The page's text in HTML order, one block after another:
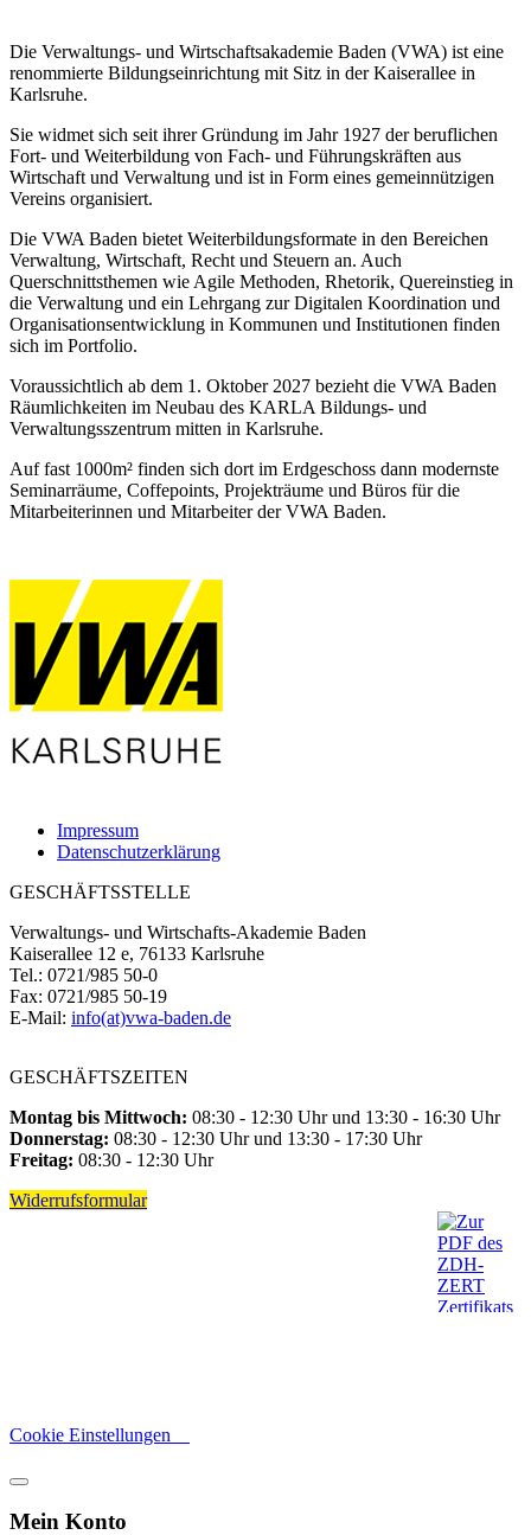
Die Verwaltungs- und Wirtschaftsakademie Baden (VWA) ist eine
renommierte Bildungseinrichtung mit Sitz in der Kaiserallee in
Karlsruhe.
Sie widmet sich seit ihrer Gründung im Jahr 1927 der beruflichen
Fort- und Weiterbildung von Fach- und Führungskräften aus
Wirtschaft und Verwaltung und ist in Form eines gemeinnützigen
Vereins organisiert.
Die VWA Baden bietet Weiterbildungsformate in den Bereichen
Verwaltung, Wirtschaft, Recht und Steuern an. Auch
Querschnittsthemen wie Agile Methoden, Rhetorik, Quereinstieg in
die Verwaltung und ein Lehrgang zur Digitalen Koordination und
Organisationsentwicklung in Kommunen und Institutionen finden
sich im Portfolio.
Voraussichtlich ab dem 1. Oktober 2027 bezieht die VWA Baden
Räumlichkeiten im Neubau des KARLA Bildungs- und
Verwaltungsszentrum mitten in Karlsruhe.
Auf fast 1000m² finden sich dort im Erdgeschoss dann modernste
Seminarräume, Coffepoints, Projekträume und Büros für die
Mitarbeiterinnen und Mitarbeiter der VWA Baden.
Impressum
Datenschutzerklärung
GESCHÄFTSSTELLE
Verwaltungs- und Wirtschafts-Akademie Baden
Kaiserallee 12 e, 76133 Karlsruhe
Tel.: 0721/985 50-0
Fax: 0721/985 50-19
E-Mail: info(at)vwa-baden.de
GESCHÄFTSZEITEN
Montag bis Mittwoch: 08:30 - 12:30 Uhr und 13:30 - 16:30 Uhr
Donnerstag: 08:30 - 12:30 Uhr und 13:30 - 17:30 Uhr
Freitag: 08:30 - 12:30 Uhr
Widerrufsformular
Cookie Einstellungen
Mein Konto